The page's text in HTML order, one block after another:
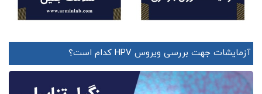
آزمایشات جهت بررسی ویروس HPV کدام است؟